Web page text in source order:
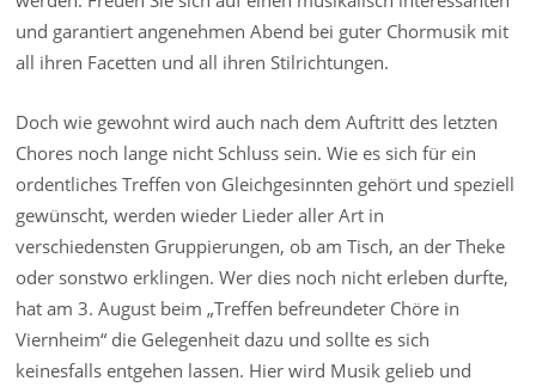
und garantiert angenehmen Abend bei guter Chormusik mit
all ihren Facetten und all ihren Stilrichtungen.
Doch wie gewohnt wird auch nach dem Auftritt des letzten
Chores noch lange nicht Schluss sein. Wie es sich für ein
ordentliches Treffen von Gleichgesinnten gehört und speziell
gewünscht, werden wieder Lieder aller Art in
verschiedensten Gruppierungen, ob am Tisch, an der Theke
oder sonstwo erklingen. Wer dies noch nicht erleben durfte,
hat am 3. August beim „Treffen befreundeter Chöre in
Viernheim“ die Gelegenheit dazu und sollte es sich
keinesfalls entgehen lassen. Hier wird Musik gelieb und